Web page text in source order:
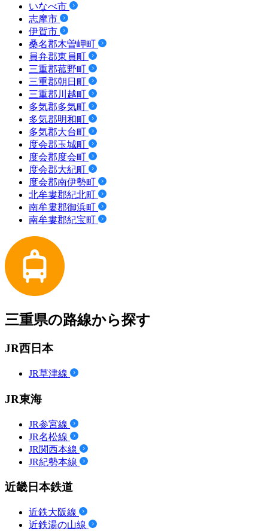
いなべ市
志摩市
伊賀市
桑名郡木曽岬町
員弁郡東員町
三重郡菰野町
三重郡朝日町
三重郡川越町
多気郡多気町
多気郡明和町
多気郡大台町
度会郡玉城町
度会郡度会町
度会郡大紀町
度会郡南伊勢町
北牟婁郡紀北町
南牟婁郡御浜町
南牟婁郡紀宝町
三重県の路線から探す
JR西日本
JR草津線
JR東海
JR参宮線
JR名松線
JR関西本線
JR紀勢本線
近畿日本鉄道
近鉄大阪線
近鉄湯の山線